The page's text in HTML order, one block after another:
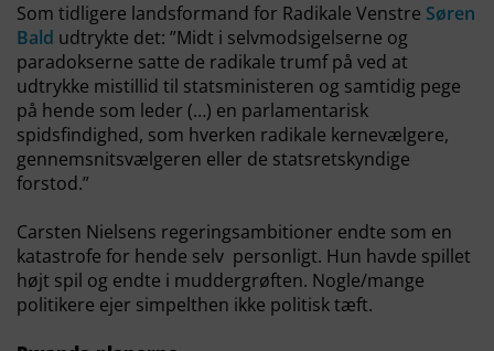
Som tidligere landsformand for Radikale Venstre Søren
Bald udtrykte det: ”Midt i selvmodsigelserne og
paradokserne satte de radikale trumf på ved at
udtrykke mistillid til statsministeren og samtidig pege
på hende som leder (…) en parlamentarisk
spidsfindighed, som hverken radikale kernevælgere,
gennemsnitsvælgeren eller de statsretskyndige
forstod.”
Carsten Nielsens regeringsambitioner endte som en
katastrofe for hende selv personligt. Hun havde spillet
højt spil og endte i muddergrøften. Nogle/mange
politikere ejer simpelthen ikke politisk tæft.